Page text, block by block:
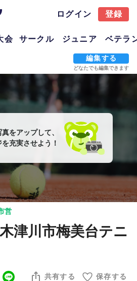
ログイン 登録
会 サークル ジュニア ベテラ
編集する
どなたでも編集できます
をアップして、
充実させよう！
営
津川市梅美台テニ
共有する 保存する